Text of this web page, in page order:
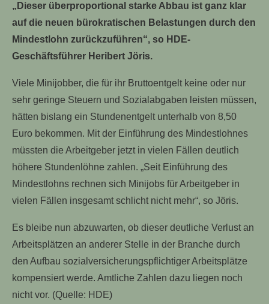
„Dieser überproportional starke Abbau ist ganz klar
auf die neuen bürokratischen Belastungen durch den
Mindestlohn zurückzuführen“, so HDE-
Geschäftsführer Heribert Jöris.
Viele Minijobber, die für ihr Bruttoentgelt keine oder nur
sehr geringe Steuern und Sozialabgaben leisten müssen,
hätten bislang ein Stundenentgelt unterhalb von 8,50
Euro bekommen. Mit der Einführung des Mindestlohnes
müssten die Arbeitgeber jetzt in vielen Fällen deutlich
höhere Stundenlöhne zahlen. „Seit Einführung des
Mindestlohns rechnen sich Minijobs für Arbeitgeber in
vielen Fällen insgesamt schlicht nicht mehr“, so Jöris.
Es bleibe nun abzuwarten, ob dieser deutliche Verlust an
Arbeitsplätzen an anderer Stelle in der Branche durch
den Aufbau sozialversicherungspflichtiger Arbeitsplätze
kompensiert werde. Amtliche Zahlen dazu liegen noch
nicht vor. (Quelle: HDE)